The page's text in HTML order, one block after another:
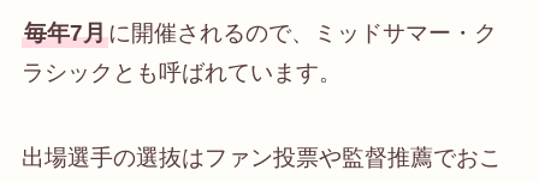
毎年7月に開催されるので、ミッドサマー・ク
ラシックとも呼ばれています。
出場選手の選抜はファン投票や監督推薦でおこ